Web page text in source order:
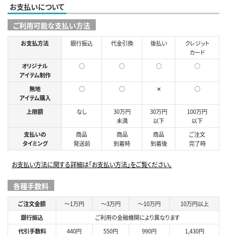
お支払いについて
ご利用可能な支払い方法
お支払方法 銀行振込 代金引換 後払い
クレジット
カード
オリジナル
アイテム制作
○ ○ ○ ◯
無地
アイテム購入
○ ○ ✕ ○
上限額 なし
30万円
未満
30万円
以下
100万円
以下
支払いの
タイミング
商品
発送前
商品
到着時
商品
到着後
ご注文
完了時
お支払い方法に関する詳細は「お支払い方法」をご覧ください。
各種手数料
ご注文金額 ～1万円 ～3万円 ～10万円
10万円以上
銀行振込
ご利用の金融機関により異なります
代引手数料
440円 550円 990円
1,430円